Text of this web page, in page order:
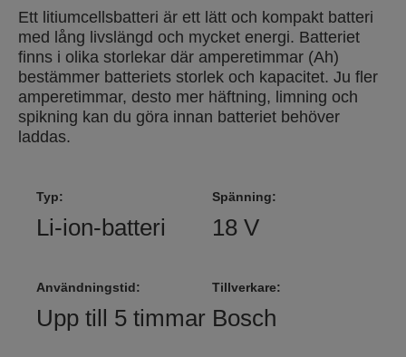
Ett litiumcellsbatteri är ett lätt och kompakt batteri
med lång livslängd och mycket energi. Batteriet
finns i olika storlekar där amperetimmar (Ah)
bestämmer batteriets storlek och kapacitet. Ju fler
amperetimmar, desto mer häftning, limning och
spikning kan du göra innan batteriet behöver
laddas.
Typ:
Li-ion-batteri
Spänning:
18 V
Användningstid:
Upp till 5 timmar
Tillverkare:
Bosch